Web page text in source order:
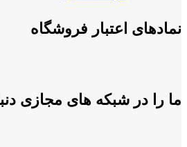
نمادهای اعتبار فروشگاه
ما را در شبکه های مجازی